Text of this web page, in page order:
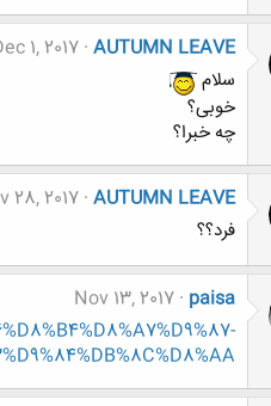
AUTUMN LEAVE
1, 2017
سلام
خوبی؟
چه خبرا؟
AUTUMN LEAVE
28, 2017
فرد؟؟
paisa
Nov 13, 2017